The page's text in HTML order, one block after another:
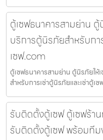
ตู้เซฟธนาคารสามย่าน ตู้
บริการตู้นิรภัยสำหรับกา
เซฟ.com
ตู้เซฟธนาคารสามย่าน ตู้นิรภัยให้
สำหรับการเช่าตู้นิรภัยและเช่าตู้
รับติดตั้งตู้เซฟ ตู้เซฟร้า
รับติดตั้งตู้เซฟ พร้อมที